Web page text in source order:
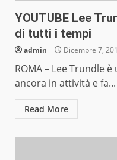
YOUTUBE Lee
di tutti i tempi
admin Dicembre 7,
ROMA – Lee Trundle
ancora in attività e fa...
Read More